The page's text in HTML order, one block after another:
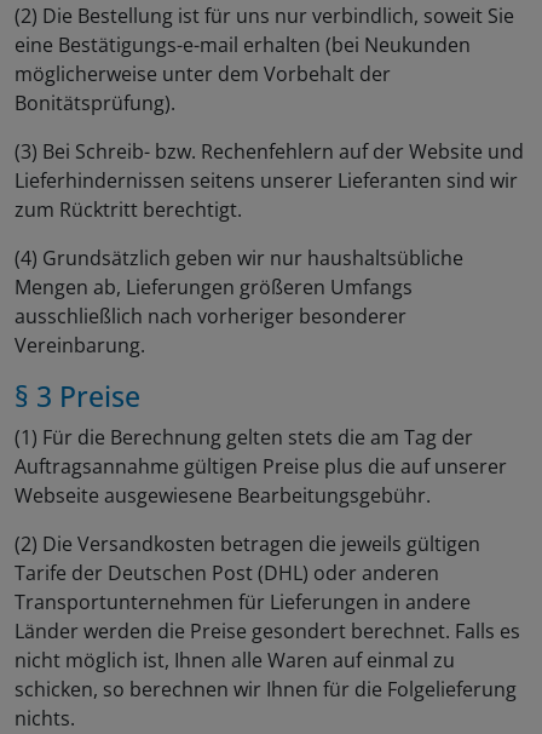
(2) Die Bestellung ist für uns nur verbindlich, soweit Sie
eine Bestätigungs-e-mail erhalten (bei Neukunden
möglicherweise unter dem Vorbehalt der
Bonitätsprüfung).
(3) Bei Schreib- bzw. Rechenfehlern auf der Website und
Lieferhindernissen seitens unserer Lieferanten sind wir
zum Rücktritt berechtigt.
(4) Grundsätzlich geben wir nur haushaltsübliche
Mengen ab, Lieferungen größeren Umfangs
ausschließlich nach vorheriger besonderer
Vereinbarung.
§ 3 Preise
(1) Für die Berechnung gelten stets die am Tag der
Auftragsannahme gültigen Preise plus die auf unserer
Webseite ausgewiesene Bearbeitungsgebühr.
(2) Die Versandkosten betragen die jeweils gültigen
Tarife der Deutschen Post (DHL) oder anderen
Transportunternehmen für Lieferungen in andere
Länder werden die Preise gesondert berechnet. Falls es
nicht möglich ist, Ihnen alle Waren auf einmal zu
schicken, so berechnen wir Ihnen für die Folgelieferung
nichts.